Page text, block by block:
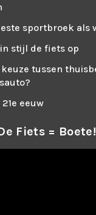
sportbroek als
stijl de fiets op
tussen
eeuw
Fiets = Boete!